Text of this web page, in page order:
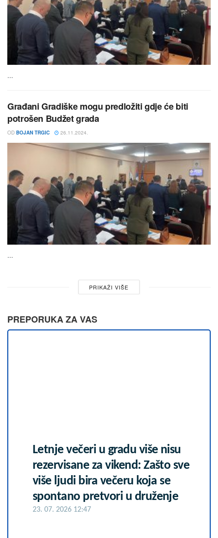
...
Građani Gradiške mogu predložiti gdje će biti
potrošen Budžet grada
OD BOJAN TRGIC 26.11.2024.
...
PRIKAŽI VIŠE
PREPORUKA ZA VAS
Letnje večeri u gradu više nisu
rezervisane za vikend: Zašto sve
više ljudi bira večeru koja se
spontano pretvori u druženje
23. 07. 2026 12:47